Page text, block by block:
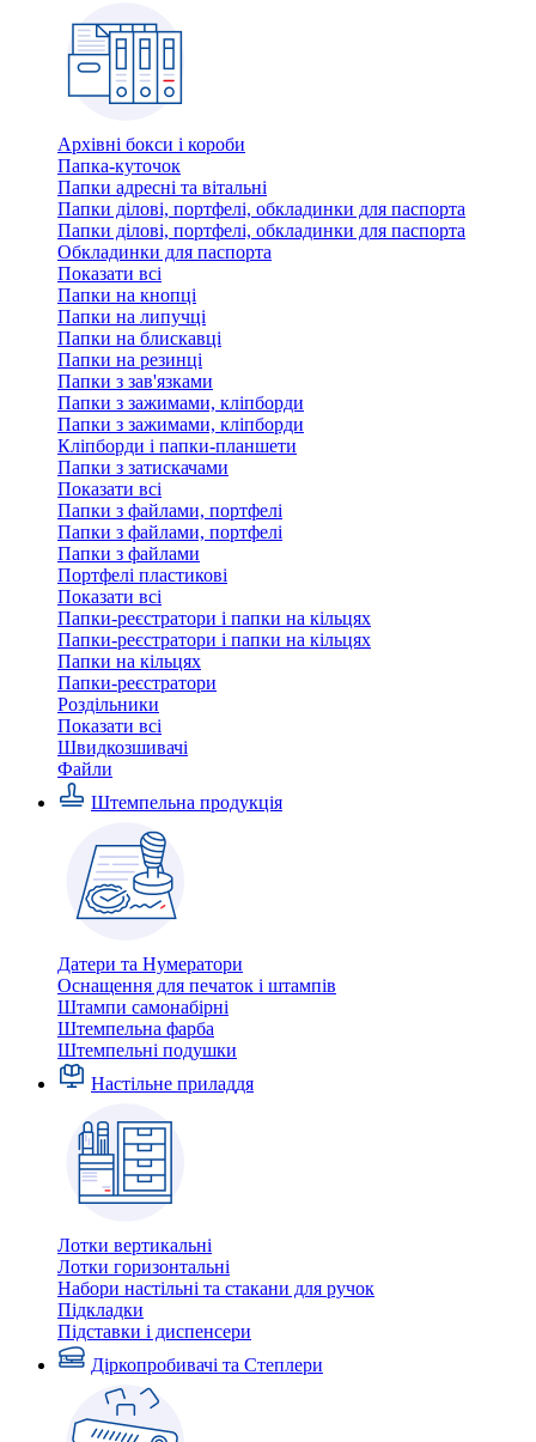
Архівні бокси і короби
Папка-куточок
Папки адресні та вітальні
Папки ділові, портфелі, обкладинки для паспорта
Папки ділові, портфелі, обкладинки для паспорта
Обкладинки для паспорта
Показати всі
Папки на кнопці
Папки на липучці
Папки на блискавці
Папки на резинці
Папки з зав'язками
Папки з зажимами, кліпборди
Папки з зажимами, кліпборди
Кліпборди і папки-планшети
Папки з затискачами
Показати всі
Папки з файлами, портфелі
Папки з файлами, портфелі
Папки з файлами
Портфелі пластикові
Показати всі
Папки-реєстратори і папки на кільцях
Папки-реєстратори і папки на кільцях
Папки на кільцях
Папки-реєстратори
Роздільники
Показати всі
Швидкозшивачi
Файли
Штемпельна продукція
Датери та Нумератори
Оснащення для печаток і штампів
Штампи самонабірні
Штемпельна фарба
Штемпельні подушки
Настільне приладдя
Лотки вертикальні
Лотки горизонтальні
Набори настільні та стакани для ручок
Підкладки
Підставки і диспенсери
Діркопробивачі та Степлери